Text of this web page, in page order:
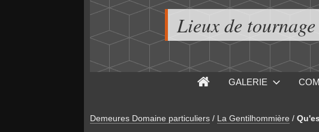
Lieux de
GALERIE
Demeures Domaine particuliers / La Gentilhommière /